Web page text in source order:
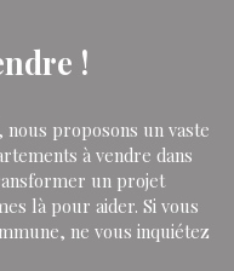
!
nous proposons un vaste
à vendre dans
un projet
là pour aider. Si vous
ne vous inquiétez